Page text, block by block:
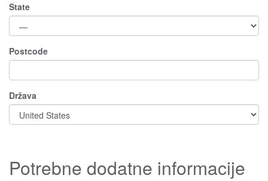
State
Postcode
Država
Potrebne dodatne informacije